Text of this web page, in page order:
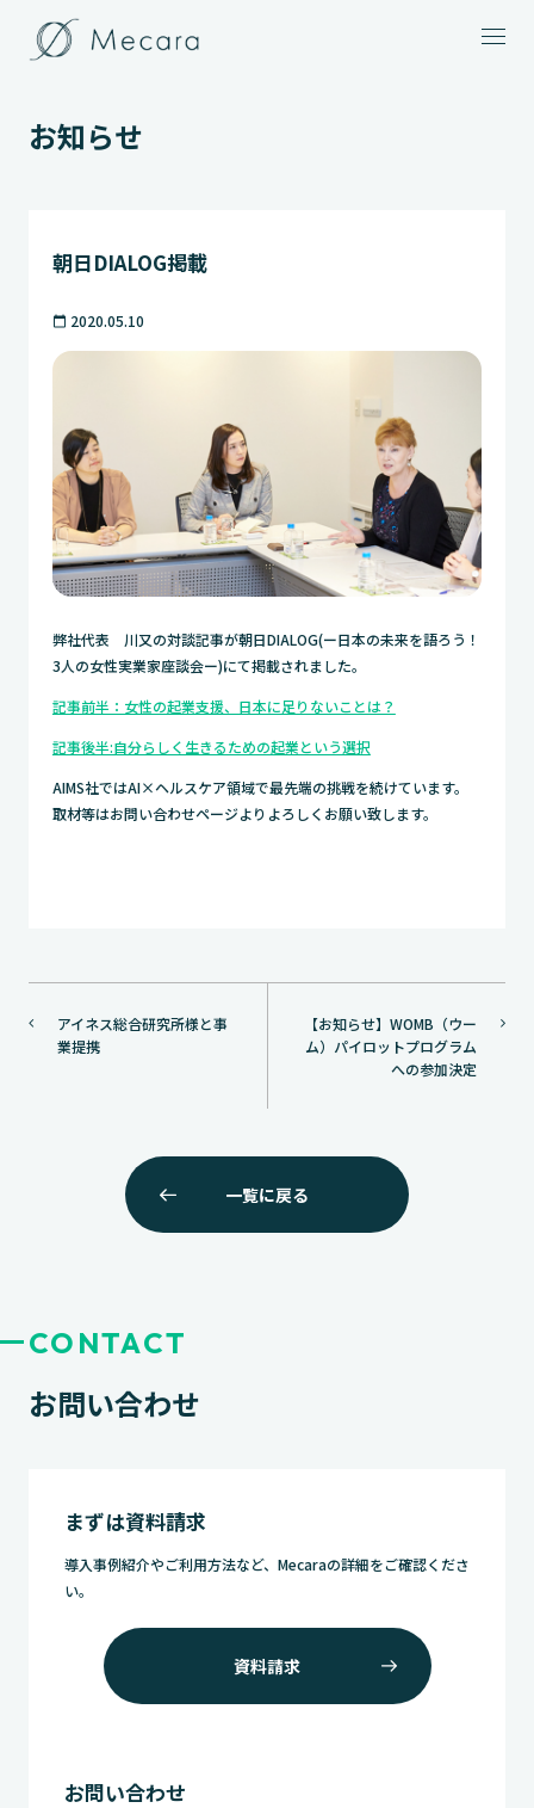
お知らせ
朝日DIALOG掲載
calendar_today 2020.05.10
弊社代表 川又の対談記事が朝日DIALOG(ー日本の未来を語ろう！
3人の女性実業家座談会ー)にて掲載されました。
記事前半：女性の起業支援、日本に足りないことは？
記事後半:自分らしく生きるための起業という選択
AIMS社ではAI×ヘルスケア領域で最先端の挑戦を続けています。
取材等はお問い合わせページよりよろしくお願い致します。
稿
【お知らせ】WOMB（ウー
ム）パイロットプログラム
への参加決定
アイネス総合研究所様と事
業提携
一覧に戻る
CONTACT
お問い合わせ
まずは資料請求
導入事例紹介やご利用方法など、Mecaraの詳細をご確認くださ
い。
資料請求
お問い合わせ